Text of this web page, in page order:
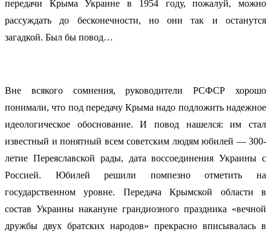
передачи Крыма Украине в 1954 году, пожалуй, можно
рассуждать до бесконечности, но они так и останутся
загадкой. Был бы повод…
Вне всякого сомнения, руководители РСФСР хорошо
понимали, что под передачу Крыма надо подложить надежное
идеологическое обоснование. И повод нашелся: им стал
известный и понятный всем советским людям юбилей — 300-
летие Переяславской рады, дата воссоединения Украины с
Россией. Юбилей решили помпезно отметить на
государственном уровне. Передача Крымской области в
состав Украины накануне грандиозного праздника «вечной
дружбы двух братских народов» прекрасно вписывалась в